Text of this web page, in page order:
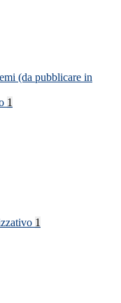
(da pubblicare in
1
1